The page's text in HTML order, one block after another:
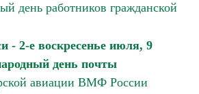
день работников гражданской
- 2-е воскресенье июля, 9
день почты
авиации ВМФ России